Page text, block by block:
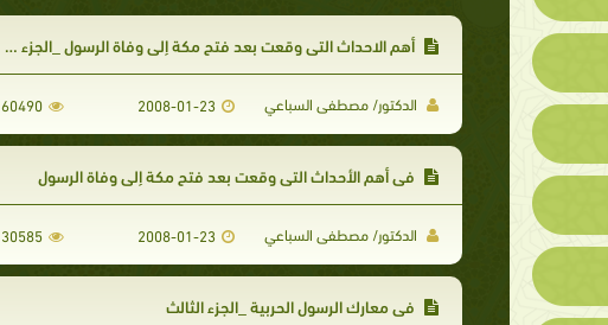
أهم الاحداث التي وقعت بعد فتح مكة إلى وفاة الرسول _الجزء الثالث
الدكتور/ مصطفى السباعي 2008-01-23
60490
في أهم الأحداث التي وقعت بعد فتح مكة إلى وفاة الرسول
الدكتور/ مصطفى السباعي 2008-01-23
30585
في معارك الرسول الحربية _الجزء الثالث